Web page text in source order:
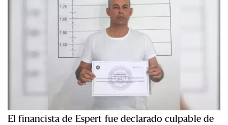
El financista de Espert fue declarado culpable de